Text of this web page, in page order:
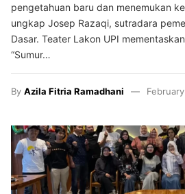
pengetahuan baru dan menemukan
ungkap Josep Razaqi, sutradara
Dasar. Teater Lakon UPI
“Sumur…
By Azila Fitria Ramadhani